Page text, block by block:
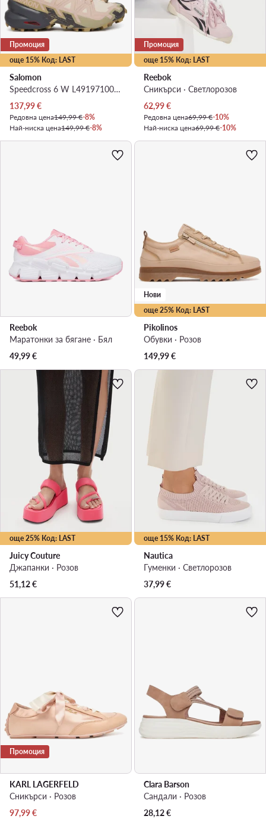
още 15% Код: LAST
Промоция
Salomon
Speedcross 6 W L49197100 · Маратонки за бягане
Актуална цена
137,99€
Редовна цена149,99 €-8%
Най-ниска цена149,99 €-8%
още 15% Код: LAST
Промоция
Reebok
Сникърси · Светлорозов
Актуална цена
62,99€
Редовна цена69,99 €-10%
Най-ниска цена69,99 €-10%
Reebok
Маратонки за бягане · Бял
49,99€
още 25% Код: LAST
Нови
Pikolinos
Обувки · Розов
149,99€
още 25% Код: LAST
Juicy Couture
Джапанки · Розов
51,12€
още 15% Код: LAST
Nautica
Гуменки · Светлорозов
37,99€
Промоция
KARL LAGERFELD
Сникърси · Розов
Актуална цена
97,99€
Clara Barson
Сандали · Розов
28,12€